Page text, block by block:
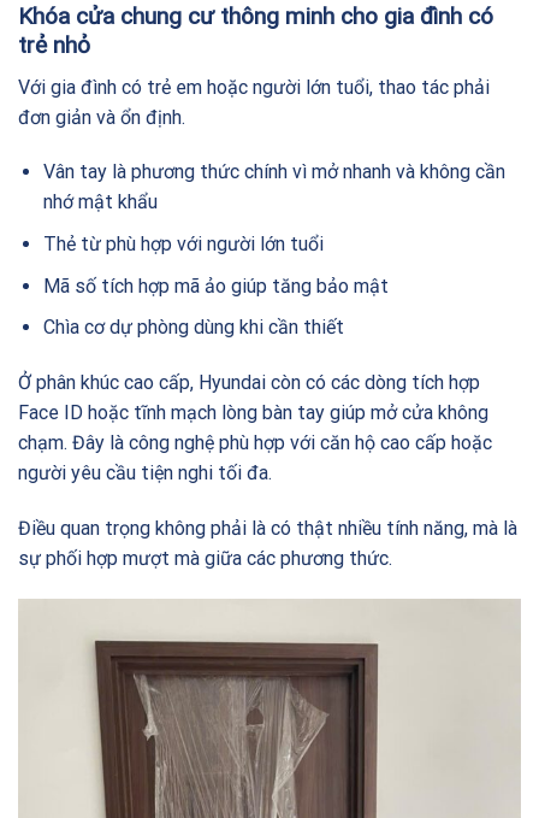
Khóa cửa chung cư thông minh cho gia đình có
trẻ nhỏ
Với gia đình có trẻ em hoặc người lớn tuổi, thao tác phải
đơn giản và ổn định.
Vân tay là phương thức chính vì mở nhanh và không cần
nhớ mật khẩu
Thẻ từ phù hợp với người lớn tuổi
Mã số tích hợp mã ảo giúp tăng bảo mật
Chìa cơ dự phòng dùng khi cần thiết
Ở phân khúc cao cấp, Hyundai còn có các dòng tích hợp
Face ID hoặc tĩnh mạch lòng bàn tay giúp mở cửa không
chạm. Đây là công nghệ phù hợp với căn hộ cao cấp hoặc
người yêu cầu tiện nghi tối đa.
Điều quan trọng không phải là có thật nhiều tính năng, mà là
sự phối hợp mượt mà giữa các phương thức.